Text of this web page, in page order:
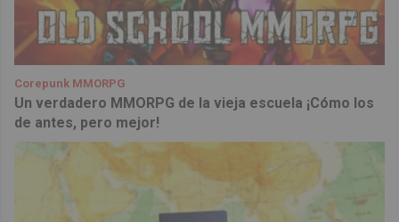
Corepunk MMORPG
Un verdadero MMORPG de la vieja escuela ¡Cómo los
de antes, pero mejor!